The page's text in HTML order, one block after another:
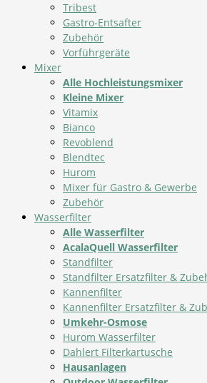
Tribest
Gastro-Entsafter
Zubehör
Vorführgeräte
Mixer
Alle Hochleistungsmixer
Kleine Mixer
Vitamix
Bianco
Revoblend
Blendtec
Hurom
Mixer für Gastro & Gewerbe
Zubehör
Wasserfilter
Alle Wasserfilter
AcalaQuell Wasserfilter
Standfilter
Standfilter Ersatzfilter &
Kannenfilter
Kannenfilter Ersatzfilter &
Umkehr-Osmose
Hurom Wasserfilter
Dahlert Filterkartusche
Hausanlagen